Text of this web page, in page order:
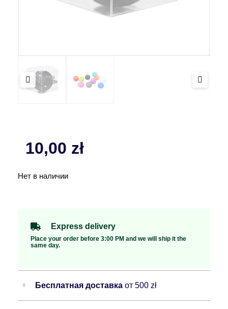
10,00 zł
Нет в наличии
Express delivery
Place your order before 3:00 PM and we will ship it the
same day.
Бесплатная доставка от 500 zł